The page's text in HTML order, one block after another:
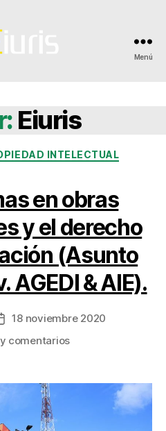
Menú
Eiuris
CategoríasINTELECTUAL
en obras
y el derecho
(Asunto
AGEDI & AIE).
la
18 noviembre 2020
comentariosen
obras
audiovisuales